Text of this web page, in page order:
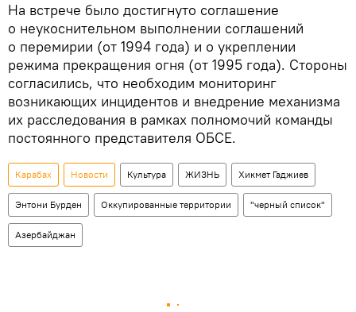
На встрече было достигнуто соглашение
о неукоснительном выполнении соглашений
о перемирии (от 1994 года) и о укреплении
режима прекращения огня (от 1995 года). Стороны
согласились, что необходим мониторинг
возникающих инцидентов и внедрение механизма
их расследования в рамках полномочий команды
постоянного представителя ОБСЕ.
Карабах Новости Культура ЖИЗНЬ Хикмет Гаджиев
Энтони Бурден Оккупированные территории "черный список"
Азербайджан